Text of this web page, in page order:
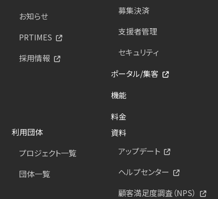
お知らせ
PRTIMES
採用情報
募集決済
支援者管理
セキュリティ
ポータル/集客
機能
料金
利用団体
プロジェクト一覧
団体一覧
資料
アップデート
ヘルプセンター
顧客満足度調査（NPS）